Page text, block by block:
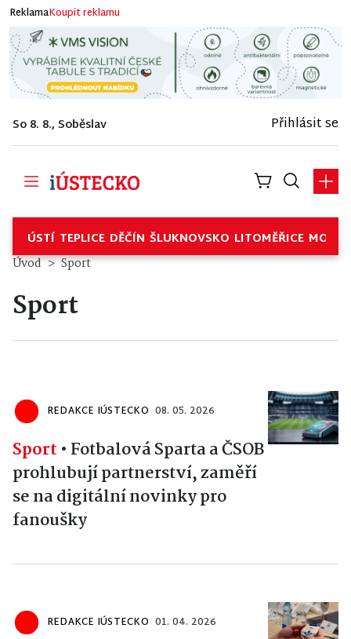
ReklamaKoupit reklamu
So 8. 8., Soběslav Přihlásit se
ÚSTÍ TEPLICE DĚČÍN ŠLUKNOVSKO LITOMĚŘICE
Úvod Sport
Sport
REDAKCE IÚSTECKO 08. 05. 2026
Sport • Fotbalová Sparta a ČSOB
prohlubují partnerství, zaměří
se na digitální novinky pro
fanoušky
REDAKCE IÚSTECKO 01. 04. 2026